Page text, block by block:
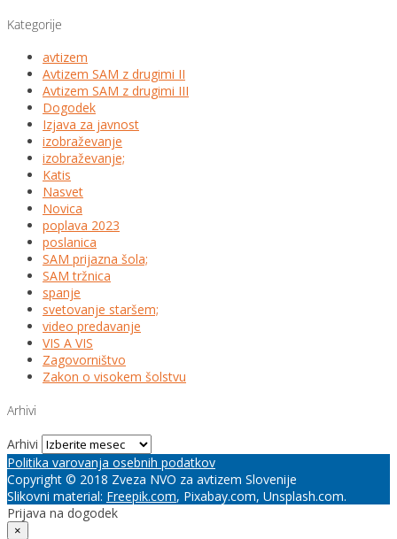
Kategorije
avtizem
Avtizem SAM z drugimi II
Avtizem SAM z drugimi III
Dogodek
Izjava za javnost
izobraževanje
izobraževanje;
Katis
Nasvet
Novica
poplava 2023
poslanica
SAM prijazna šola;
SAM tržnica
spanje
svetovanje staršem;
video predavanje
VIS A VIS
Zagovorništvo
Zakon o visokem šolstvu
Arhivi
Arhivi
Politika varovanja osebnih podatkov
Copyright © 2018 Zveza NVO za avtizem Slovenije
Slikovni material: Freepik.com, Pixabay.com, Unsplash.com.
Prijava na dogodek
×